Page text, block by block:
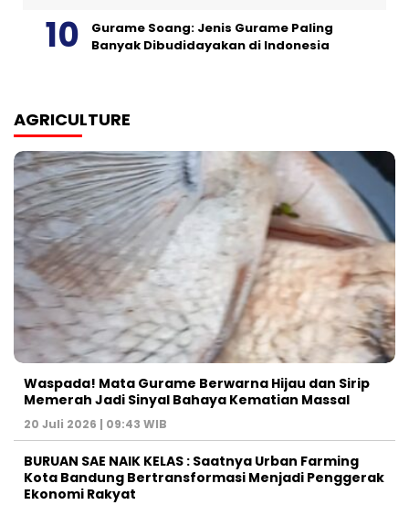
Gurame Soang: Jenis Gurame Paling
Banyak Dibudidayakan di Indonesia
AGRICULTURE
Waspada! Mata Gurame Berwarna Hijau dan Sirip
Memerah Jadi Sinyal Bahaya Kematian Massal
20 Juli 2026 | 09:43 WIB
BURUAN SAE NAIK KELAS : Saatnya Urban Farming
Kota Bandung Bertransformasi Menjadi Penggerak
Ekonomi Rakyat